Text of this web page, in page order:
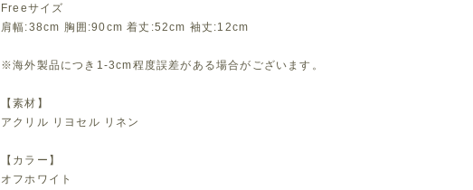
Freeサイズ
肩幅:38cm 胸囲:90cm 着丈:52cm 袖丈:12cm
※海外製品につき1-3cm程度誤差がある場合がございます。
【素材】
アクリル リヨセル リネン
【カラー】
オフホワイト